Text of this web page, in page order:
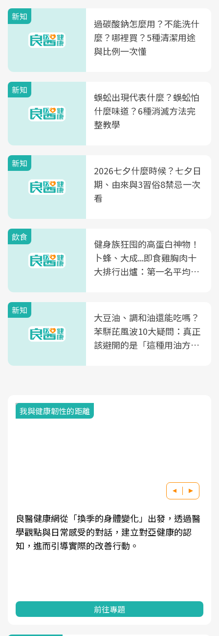
新知
過碳酸鈉怎麼用？不能洗什
麼？哪裡買？5種清潔用途
與比例一次懂
新知
蜈蚣出現代表什麼？蜈蚣怕
什麼味道？6種消滅方法完
整教學
新知
2026七夕什麼時候？七夕日
期、由來與3習俗8禁忌一次
看
飲食
健身族狂囤的高蛋白神物！
卜蜂、大成...即食雞胸肉十
大排行出爐：第一名平均一
新知
大豆油、調和油還能吃嗎？
苯駢芘風波10大疑問：真正
該避開的是「這種用油方
我與健康韌性的距離
良醫健康網從「換季的身體變化」出發，透過醫
學觀點與日常感受的對話，建立對亞健康的認
知，進而引導實際的改善行動。
前往專題